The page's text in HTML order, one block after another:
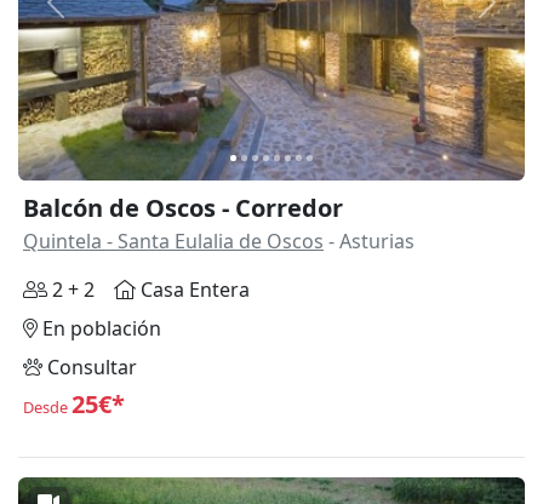
Anterior
Balcón de Oscos - Corredor
Quintela - Santa Eulalia de Oscos - Asturias
2 + 2
Casa Entera
En población
Consultar
Desde25€*